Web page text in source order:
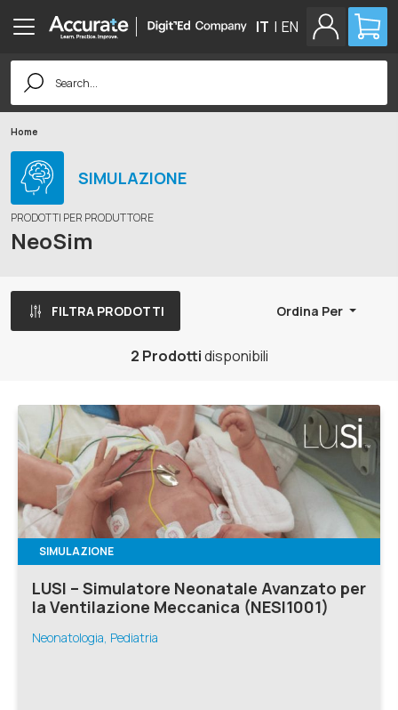
IT | EN
Search
for:
Home
SIMULAZIONE
PRODOTTI PER PRODUTTORE
NeoSim
FILTRA PRODOTTI Ordina Per
2 Prodottidisponibili
SIMULAZIONE
LUSI – Simulatore Neonatale Avanzato per
la Ventilazione Meccanica (NESI1001)
Neonatologia, Pediatria